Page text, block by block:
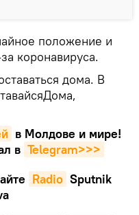
положение и
коронавируса.
дома. В
в Молдове и мире!
в Telegram>>>
Radio Sputnik